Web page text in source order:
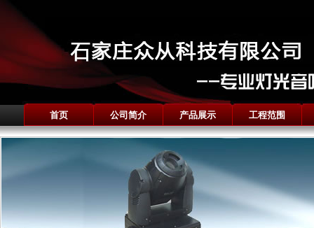
首页 公司简介 产品展示 工程范围